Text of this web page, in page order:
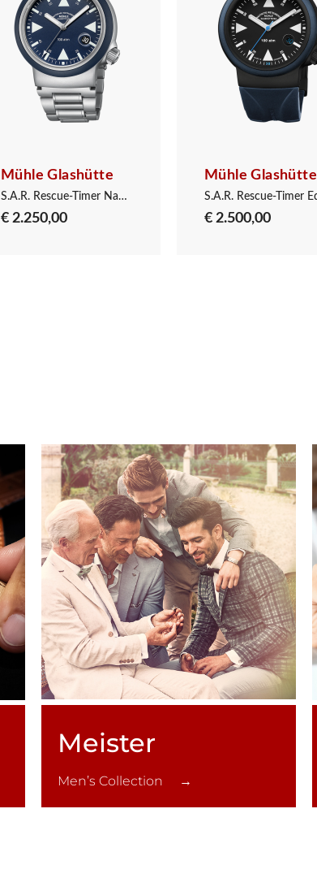
Mühle Glashütte
S.A.R. Rescue-Timer Nautikblau
€ 2.250,00
Mühle Glashütte
€ 2.500,00
Meister
Men’s Collection →